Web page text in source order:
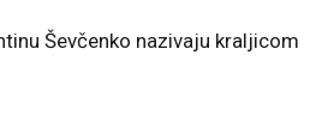
Ševčenko nazivaju kraljicom